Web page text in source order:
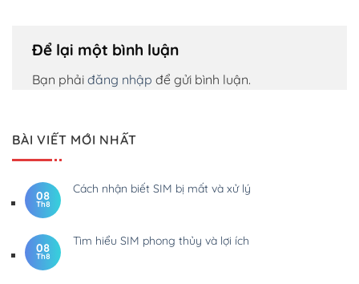
Để lại một bình luận
Bạn phải đăng nhập để gửi bình luận.
BÀI VIẾT MỚI NHẤT
08
Th8
Cách nhận biết SIM bị mất và xử lý
08
Th8
Tìm hiểu SIM phong thủy và lợi ích